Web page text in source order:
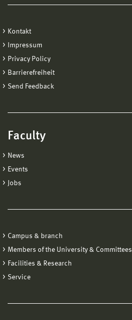
Kontakt
Impressum
Privacy Policy
Barrierefreiheit
Send Feedback
Faculty
News
Events
Jobs
Campus & branch
Members of the University & Committees
Facilities & Research
Service